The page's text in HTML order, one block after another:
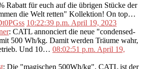
Rabatt für euch auf die übrigen Stücke der
die Welt retten" Kollektion! On top…
10:22:39 p.m. April 19, 2023
: CATL annonciert die neue "condensed-
500 Wh/kg. Damit werden Träume wahr,
Und 10… 08:02:51 p.m. April 19,
: Die "magischen 500Wh/kg". CATL ist der